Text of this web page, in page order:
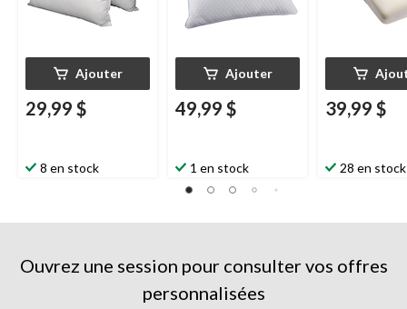
Ajouter
29,99 $
8 en stock
Ajouter
49,99 $
1 en stock
39,99 $
28 en stock
Ouvrez une session pour consulter vos offres
personnalisées